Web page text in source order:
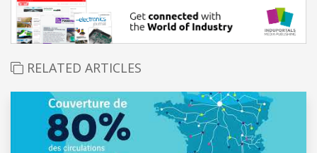
RELATED ARTICLES